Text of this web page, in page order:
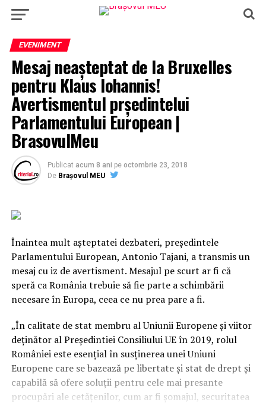
EVENIMENT
Mesaj neașteptat de la Bruxelles
pentru Klaus Iohannis!
Avertismentul prședintelui
Parlamentului European |
BrasovulMeu
Publicat acum 8 ani pe octombrie 23, 2018
De Brașovul MEU
Înaintea mult aşteptatei dezbateri, preşedintele
Parlamentului European, Antonio Tajani, a transmis un
mesaj cu iz de avertisment. Mesajul pe scurt ar fi că
speră ca România trebuie să fie parte a schimbării
necesare în Europa, ceea ce nu prea pare a fi.
„În calitate de stat membru al Uniunii Europene şi viitor
deţinător al Preşedintiei Consiliului UE în 2019, rolul
României este esenţial în susţinerea unei Uniuni
Europene care se bazează pe libertate şi stat de drept şi
capabilă să ofere soluţii pentru cele mai presante
procupări ale cetăţenilor, cum ar fi şomajul, securitatea